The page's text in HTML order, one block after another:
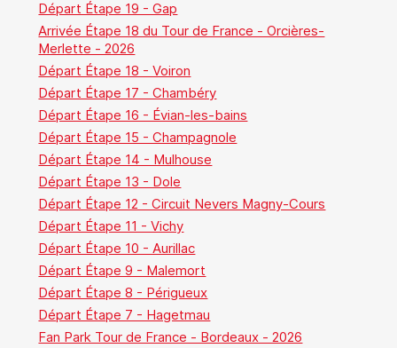
Départ Étape 19 - Gap
Arrivée Étape 18 du Tour de France - Orcières-
Merlette - 2026
Départ Étape 18 - Voiron
Départ Étape 17 - Chambéry
Départ Étape 16 - Évian-les-bains
Départ Étape 15 - Champagnole
Départ Étape 14 - Mulhouse
Départ Étape 13 - Dole
Départ Étape 12 - Circuit Nevers Magny-Cours
Départ Étape 11 - Vichy
Départ Étape 10 - Aurillac
Départ Étape 9 - Malemort
Départ Étape 8 - Périgueux
Départ Étape 7 - Hagetmau
Fan Park Tour de France - Bordeaux - 2026